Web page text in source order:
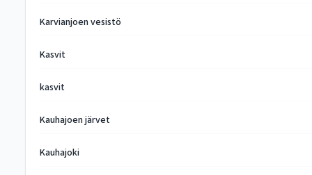
Karvianjoen vesistö
Kasvit
kasvit
Kauhajoen järvet
Kauhajoki